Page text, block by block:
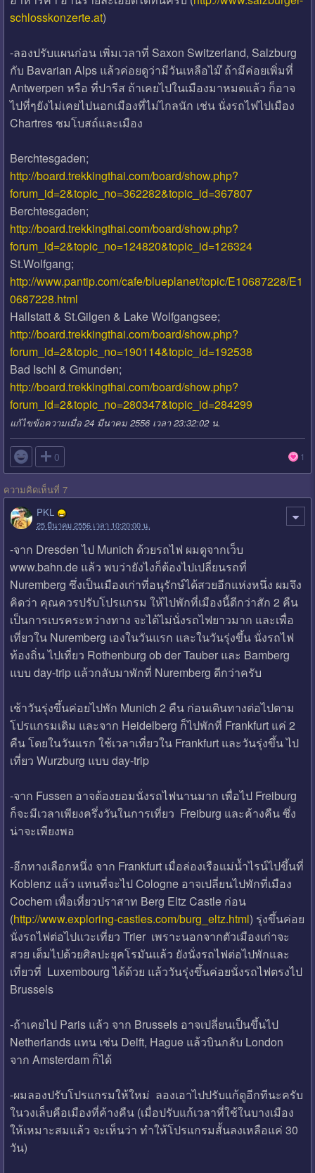
schlosskonzerte.at)
-ลองปรับแผนก่อน เพิ่มเวลาที่ Saxon Switzerland, Salzburg
กับ Bavarian Alps แล้วค่อยดูว่ามีวันเหลือไม๊ ถ้ามีค่อยเพิ่มที่
Antwerpen หรือ ที่ปารีส ถ้าเคยไปในเมืองมาหมดแล้ว ก็อาจ
ไปที่ๆยังไม่เคยไปนอกเมืองที่ไม่ไกลนัก เช่น นั่งรถไฟไปเมือง
Chartres ชมโบสถ์และเมือง
Berchtesgaden;
http://board.trekkingthai.com/board/show.php?
forum_id=2&topic_no=362282&topic_id=367807
Berchtesgaden;
http://board.trekkingthai.com/board/show.php?
forum_id=2&topic_no=124820&topic_id=126324
St.Wolfgang;
http://www.pantip.com/cafe/blueplanet/topic/E10687228/E1
0687228.html
Hallstatt & St.Gilgen & Lake Wolfgangsee;
http://board.trekkingthai.com/board/show.php?
forum_id=2&topic_no=190114&topic_id=192538
Bad Ischl & Gmunden;
http://board.trekkingthai.com/board/show.php?
forum_id=2&topic_no=280347&topic_id=284299
แก้ไขข้อความเมื่อ 24 มีนาคม 2556 เวลา 23:32:02 น.
 0 1
ความคิดเห็นที่ 7
PKL
25 มีนาคม 2556 เวลา 10:20:00 น.
-จาก Dresden ไป Munich ด้วยรถไฟ ผมดูจากเว็บ
www.bahn.de แล้ว พบว่ายังไงก็ต้องไปเปลี่ยนรถที่
Nuremberg ซึ่งเป็นเมืองเก่าที่อนุรักษ์ได้สวยอีกแห่งหนึ่ง ผมจึง
คิดว่า คุณควรปรับโปรแกรม ให้ไปพักที่เมืองนี้ดีกว่าสัก 2 คืน
เป็นการเบรคระหว่างทาง จะได้ไม่นั่งรถไฟยาวมาก และเพื่อ
เที่ยวใน Nuremberg เองในวันแรก และในวันรุ่งขึ้น นั่งรถไฟ
ท้องถิ่น ไปเที่ยว Rothenburg ob der Tauber และ Bamberg
แบบ day-trip แล้วกลับมาพักที่ Nuremberg ดีกว่าครับ
เช้าวันรุ่งขึ้นค่อยไปพัก Munich 2 คืน ก่อนเดินทางต่อไปตาม
โปรแกรมเดิม และจาก Heidelberg ก็ไปพักที่ Frankfurt แค่ 2
คืน โดยในวันแรก ใช้เวลาเที่ยวใน Frankfurt และวันรุ่งขึ้น ไป
เที่ยว Wurzburg แบบ day-trip
-จาก Fussen อาจต้องยอมนั่งรถไฟนานมาก เพื่อไป Freiburg
ก็จะมีเวลาเพียงครึ่งวันในการเที่ยว Freiburg และค้างคืน ซึ่ง
น่าจะเพียงพอ
-อีกทางเลือกหนึ่ง จาก Frankfurt เมื่อล่องเรือแม่น้ำไรน์ไปขึ้นที่
Koblenz แล้ว แทนที่จะไป Cologne อาจเปลี่ยนไปพักที่เมือง
Cochem เพื่อเที่ยวปราสาท Berg Eltz Castle ก่อน
(http://www.exploring-castles.com/burg_eltz.html) รุ่งขึ้นค่อย
นั่งรถไฟต่อไปแวะเที่ยว Trier เพราะนอกจากตัวเมืองเก่าจะ
สวย เต็มไปด้วยศิลปะยุคโรมันแล้ว ยังนั่งรถไฟต่อไปพักและ
เที่ยวที่ Luxembourg ได้ด้วย แล้ววันรุ่งขึ้นค่อยนั่งรถไฟตรงไป
Brussels
-ถ้าเคยไป Paris แล้ว จาก Brussels อาจเปลี่ยนเป็นขึ้นไป
Netherlands แทน เช่น Delft, Hague แล้วบินกลับ London
จาก Amsterdam ก็ได้
-ผมลองปรับโปรแกรมให้ใหม่ ลองเอาไปปรับแก้ดูอีกทีนะครับ
ในวงเล็บคือเมืองที่ค้างคืน (เมื่อปรับแก้เวลาที่ใช้ในบางเมือง
ให้เหมาะสมแล้ว จะเห็นว่า ทำให้โปรแกรมสั้นลงเหลือแค่ 30
วัน)